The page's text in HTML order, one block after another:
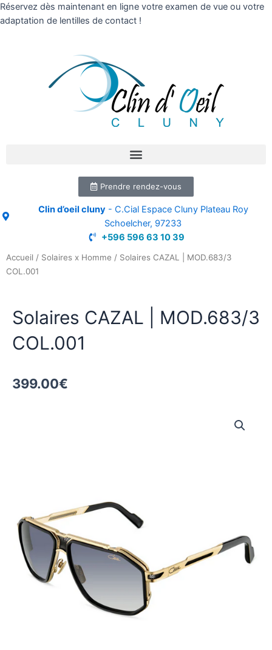
Réservez dès maintenant en ligne votre examen de vue ou votre
adaptation de lentilles de contact !
Prendre rendez-vous
Clin d’oeil cluny- C.Cial Espace Cluny Plateau Roy
Schoelcher, 97233
+596 596 63 10 39
Accueil / Solaires x Homme / Solaires CAZAL | MOD.683/3
COL.001
Solaires CAZAL | MOD.683/3
COL.001
399.00€